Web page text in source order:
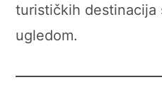
turističkih destinacija
ugledom.